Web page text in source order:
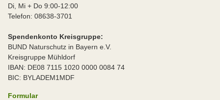
Di, Mi + Do 9:00-12:00
Telefon: 08638-3701
Spendenkonto Kreisgruppe:
BUND Naturschutz in Bayern e.V.
Kreisgruppe Mühldorf
IBAN: DE08 7115 1020 0000 0084 74
BIC: BYLADEM1MDF
Formular